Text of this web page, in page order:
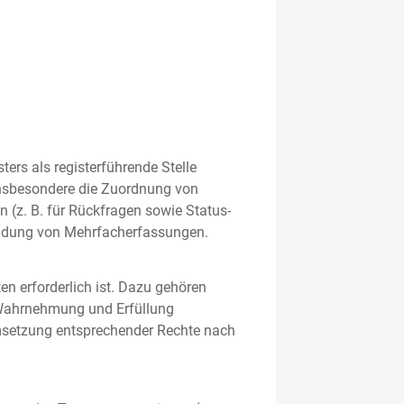
als registerführende Stelle
die Zuordnung von
(z. B. für Rückfragen sowie Status-
von Mehrfacherfassungen.
erforderlich ist. Dazu gehören
und Erfüllung
entsprechender Rechte nach